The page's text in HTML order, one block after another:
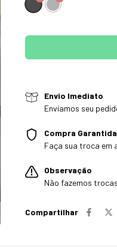
Envio Imediato
Enviamos seu
Compra Garantida
Faça sua troca em
Observação
Não fazemos
Compartilhar